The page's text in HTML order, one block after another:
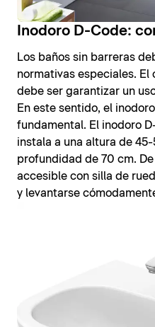
Inodoro D-Code:
Los baños sin barreras
normativas especiales.
debe ser garantizar un
En este sentido, el
fundamental. El inodoro
instala a una altura de
profundidad de 70 cm.
accesible con silla de
y levantarse